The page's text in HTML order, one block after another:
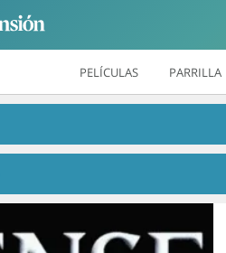
PELÍCULAS PARRILLA